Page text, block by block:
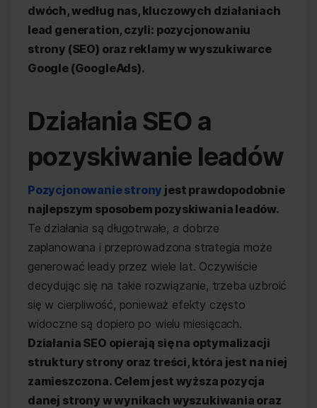
dwóch, według nas, kluczowych działaniach
lead generation, czyli: pozycjonowaniu
strony (SEO) oraz reklamy w wyszukiwarce
Google (GoogleAds).
Działania SEO a
pozyskiwanie leadów
Pozycjonowanie strony jest prawdopodobnie
najlepszym sposobem pozyskiwania leadów.
Te działania są długotrwałe, a dobrze
zaplanowana i przeprowadzona strategia może
generować leady przez wiele lat. Oczywiście
decydując się na takie rozwiązanie, trzeba uzbroić
się w cierpliwość, ponieważ efekty często
widoczne są dopiero po wielu miesiącach.
Działania SEO opierają się na optymalizacji
struktury strony oraz treści, która jest na niej
zamieszczona. Celem jest wyższa pozycja
danej strony w wynikach wyszukiwania oraz